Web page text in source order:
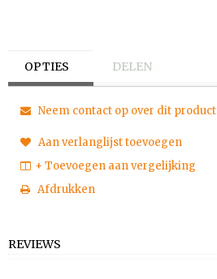
OPTIES DELEN
Neem contact op over dit product
Aan verlanglijst toevoegen
+ Toevoegen aan vergelijking
Afdrukken
REVIEWS